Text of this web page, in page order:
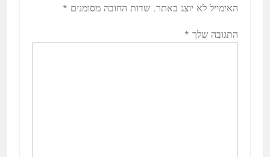
האימייל לא יוצג באתר. שדות החובה מסומנים *
התגובה שלך *